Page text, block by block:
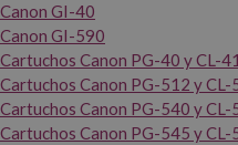
Canon GI-40
Canon GI-590
Cartuchos Canon PG-40 y CL-41
Cartuchos Canon PG-512 y CL-
Cartuchos Canon PG-540 y CL-
Cartuchos Canon PG-545 y CL-